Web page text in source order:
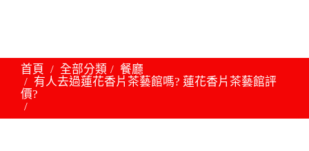
首頁 全部分類
餐廳
有人去過蓮花香片茶藝館嗎? 蓮花香片茶藝館評
價?